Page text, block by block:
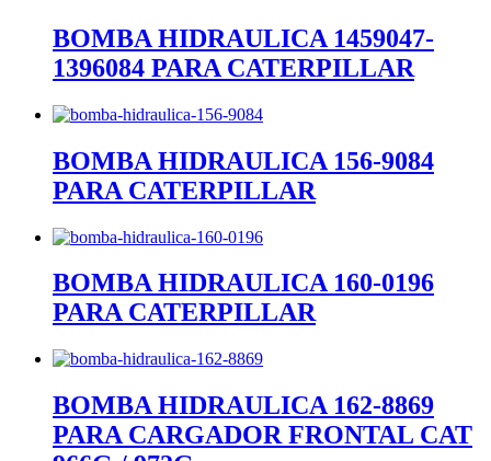
BOMBA HIDRAULICA 1459047-
1396084 PARA CATERPILLAR
BOMBA HIDRAULICA 156-9084
PARA CATERPILLAR
BOMBA HIDRAULICA 160-0196
PARA CATERPILLAR
BOMBA HIDRAULICA 162-8869
PARA CARGADOR FRONTAL CAT